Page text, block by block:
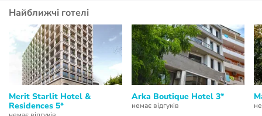
Найближчі готелі
Merit Starlit Hotel &
Residences 5*
Arka Boutique Hotel 3*
немає відгуків